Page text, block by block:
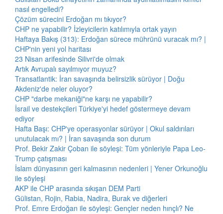
nasıl engelledi?
Çözüm sürecini Erdoğan mı tıkıyor?
CHP ne yapabilir? İzleyicilerin katılımıyla ortak yayın
Haftaya Bakış (313): Erdoğan sürece mührünü vuracak mı? |
CHP'nin yeni yol haritası
23 Nisan arifesinde Silivri'de olmak
Artık Avrupalı sayılmıyor muyuz?
Transatlantik: İran savaşında belirsizlik sürüyor | Doğu
Akdeniz'de neler oluyor?
CHP "darbe mekaniği"ne karşı ne yapabilir?
İsrail ve destekçileri Türkiye'yi hedef göstermeye devam
ediyor
Hafta Başı: CHP'ye operasyonlar sürüyor | Okul saldırıları
unutulacak mı? | İran savaşında son durum
Prof. Bekir Zakir Çoban ile söyleşi: Tüm yönleriyle Papa Leo-
Trump çatışması
İslam dünyasının geri kalmasının nedenleri | Yener Orkunoğlu
ile söyleşi
AKP ile CHP arasında sıkışan DEM Parti
Gülistan, Rojin, Rabia, Nadira, Burak ve diğerleri
Prof. Emre Erdoğan ile söyleşi: Gençler neden hınçlı? Ne